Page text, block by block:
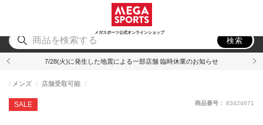
メガスポーツ公式オンラインショップ
アウトドア
検索
7/28(火)に発生した地震による一部店舗 臨時休業のお知らせ
SALE
メンズ 店舗受取可能
商品番号： 83424671